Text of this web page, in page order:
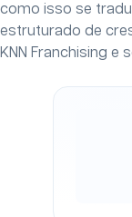
como isso se
estruturado de
KNN Franchising